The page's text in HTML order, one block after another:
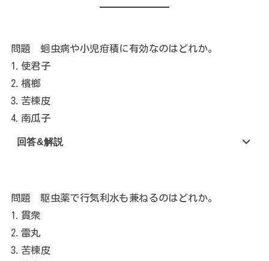
問題 蛔虫病や小児疳積に有効なのはどれか。
1.使君子
2.檳榔
3.苦楝皮
4.南瓜子
回答&解説
問題 駆虫薬で行気利水も兼ねるのはどれか。
1.貫衆
2.雷丸
3.苦楝皮